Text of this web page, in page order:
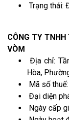
Trạng thái:
CÔNG TY TNHH
VÒM
Địa chỉ:
Hòa,
Mã số
Đại diện
Ngày cấp